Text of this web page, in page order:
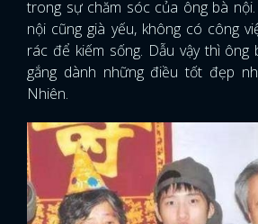
trong sự chăm sóc của ông bà
nội cũng già yếu, không có công
rác để kiếm sống. Dẫu vậy thì ông
gắng dành những điều tốt đẹp
Nhiên.